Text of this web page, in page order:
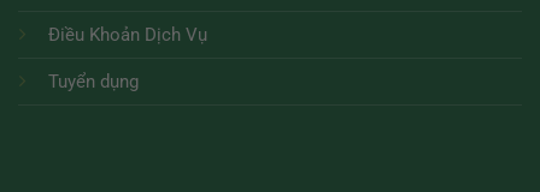
Điều Khoản Dịch Vụ
Tuyển dụng